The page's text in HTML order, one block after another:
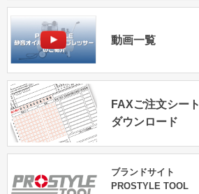
動画一覧
FAXご注文シート
ダウンロード
ブランドサイト
PROSTYLE TOOL